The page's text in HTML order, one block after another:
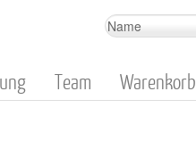
Team Warenkorb